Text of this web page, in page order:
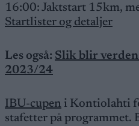
16:00: Jaktstart 15km,
Startlister og detaljer
Les også: Slik blir
2023/24
IBU-cupen i Kontiolahti
stafetter på programmet.